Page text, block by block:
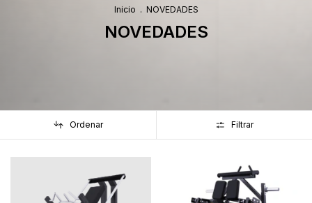
Inicio . NOVEDADES
NOVEDADES
Ordenar Filtrar